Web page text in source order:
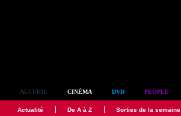
ACCUEIL CINÉMA DVD PEOPLE
Actualité De A à Z Sorties de la semaine